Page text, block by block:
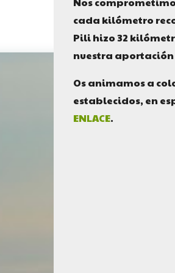
cada kilómetro
Pili hizo 32
nuestra aportación
Os animamos a
establecidos, en
ENLACE.